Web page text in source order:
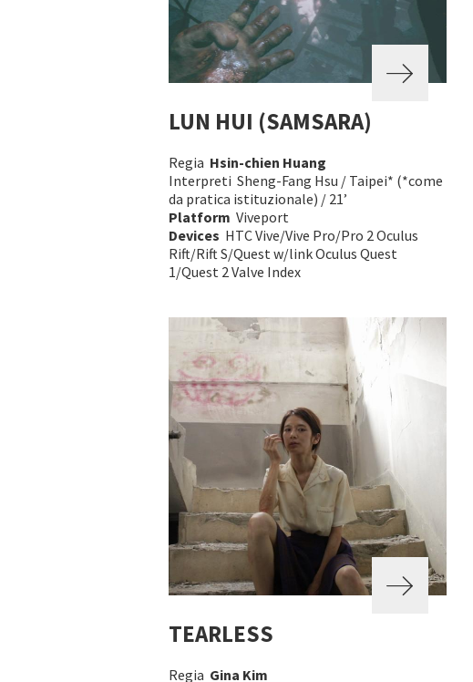
LUN HUI (SAMSARA)
Regia Hsin-chien Huang
Interpreti Sheng-Fang Hsu / Taipei* (*come
da pratica istituzionale) / 21’
Platform Viveport
Devices HTC Vive/Vive Pro/Pro 2 Oculus
Rift/Rift S/Quest w/link Oculus Quest
1/Quest 2 Valve Index
TEARLESS
Regia Gina Kim